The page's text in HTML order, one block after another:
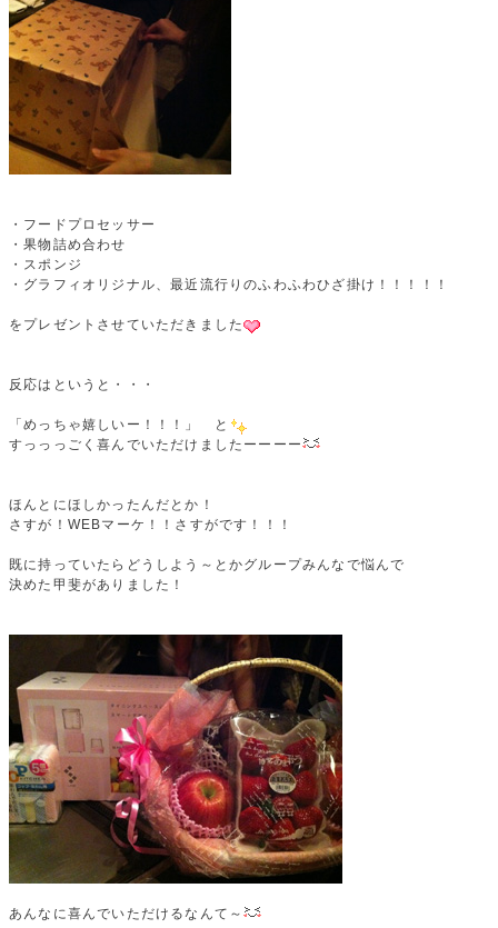
・フードプロセッサー
・果物詰め合わせ
・スポンジ
・グラフィオリジナル、最近流行りのふわふわひざ掛け！！！！！
をプレゼントさせていただきました
反応はというと・・・
「めっちゃ嬉しいー！！！」 と
すっっっごく喜んでいただけましたーーーー
ほんとにほしかったんだとか！
さすが！WEBマーケ！！さすがです！！！
既に持っていたらどうしよう～とかグループみんなで悩んで
決めた甲斐がありました！
あんなに喜んでいただけるなんて～